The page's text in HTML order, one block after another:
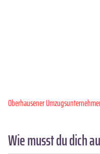
Oberhausener
Wie musst du dich